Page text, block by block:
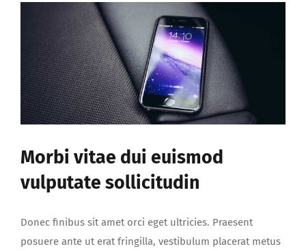
Morbi vitae dui euismod
vulputate sollicitudin
Donec finibus sit amet orci eget ultricies. Praesent
posuere ante ut erat fringilla, vestibulum placerat metus